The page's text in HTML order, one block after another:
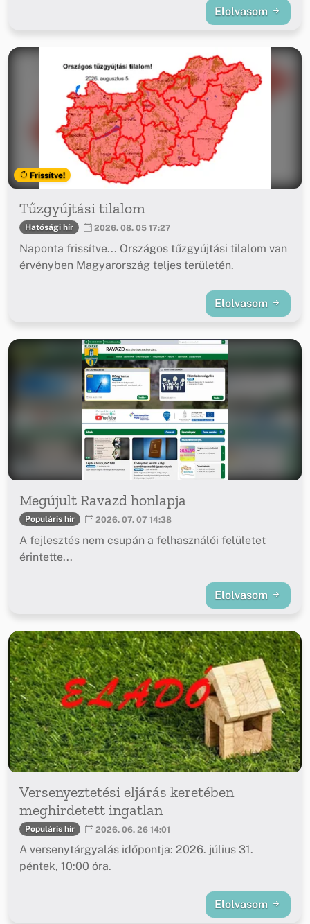
Elolvasom
Frissítve!
Tűzgyújtási tilalom
Hatósági hír 2026. 08. 05 17:27
Naponta frissítve... Országos tűzgyújtási tilalom van
érvényben Magyarország teljes területén.
Elolvasom
Megújult Ravazd honlapja
Populáris hír 2026. 07. 07 14:38
A fejlesztés nem csupán a felhasználói felületet
érintette...
Elolvasom
Versenyeztetési eljárás keretében
meghirdetett ingatlan
Populáris hír 2026. 06. 26 14:01
A versenytárgyalás időpontja: 2026. július 31.
péntek, 10:00 óra.
Elolvasom